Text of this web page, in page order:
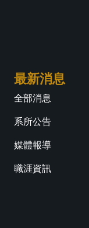
最新消息
全部消息
系所公告
媒體報導
職涯資訊